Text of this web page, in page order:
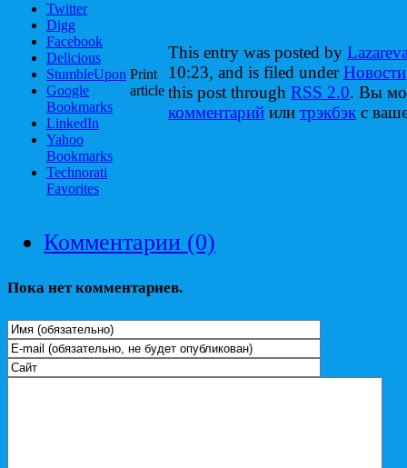
Twitter
Digg
Facebook
Delicious
StumbleUpon
Google
Bookmarks
LinkedIn
Yahoo
Bookmarks
Technorati
Favorites
Print
article
This entry was posted by
10:23, and is filed underНовости
this post through RSS 2.0. Вы
комментарий или трэкбэк с
Комментарии (0)
Пока нет комментариев.